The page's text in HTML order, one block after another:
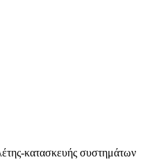
κατασκευής συστημάτων